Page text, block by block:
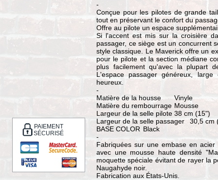
PAIEMENT
SÉCURISÉ
-
Conçue pour les pilotes de grande
tout en préservant le confort du
Offre au pilote un espace
Si l'accent est mis sur la croisière
passager, ce siège est un concurrent
style classique. Le Maverick offre un
pour le pilote et la section médiane
plus facilement qu'avec la plupart
L'espace passager généreux,
heureux.
-
Matière de la housse
Vinyle
Matière du rembourrage Mousse
Largeur de la selle pilote 38 cm (15")
Largeur de la selle passager
30,5 cm
BASE COLOR Black
-
Fabriquées sur une embase en
avec une mousse haute densité
moquette spéciale évitant de rayer la
Naugahyde noir.
Fabrication aux États-Unis.